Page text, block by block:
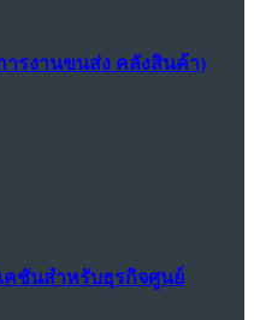
ารงานขนส่ง คลังสินค้า)
เคชันสำหรับธุรกิจศูนย์